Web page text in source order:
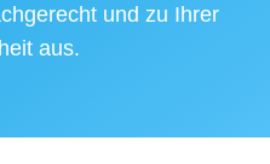
und zu Ihrer
aus.